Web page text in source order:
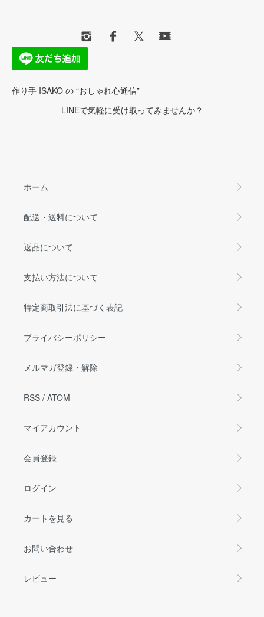
作り手 ISAKO の “おしゃれ心通信”
LINEで気軽に受け取ってみませんか？
ホーム
配送・送料について
返品について
支払い方法について
特定商取引法に基づく表記
プライバシーポリシー
メルマガ登録・解除
RSS / ATOM
マイアカウント
会員登録
ログイン
カートを見る
お問い合わせ
レビュー